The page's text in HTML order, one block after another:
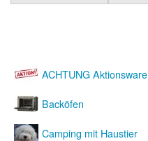
ACHTUNG Aktionsware
Backöfen
Camping mit Haustier